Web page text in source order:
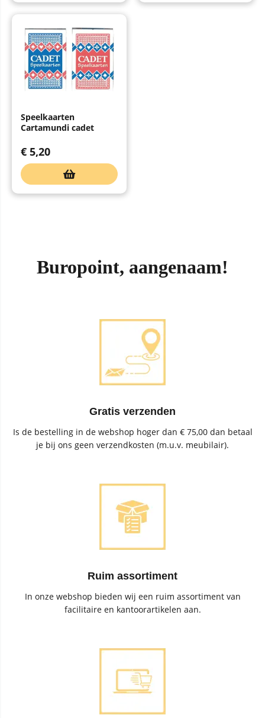
Speelkaarten
Cartamundi cadet
€ 5,20
Buropoint, aangenaam!
Gratis verzenden
Is de bestelling in de webshop hoger dan € 75,00 dan betaal
je bij ons geen verzendkosten (m.u.v. meubilair).
Ruim assortiment
In onze webshop bieden wij een ruim assortiment van
facilitaire en kantoorartikelen aan.